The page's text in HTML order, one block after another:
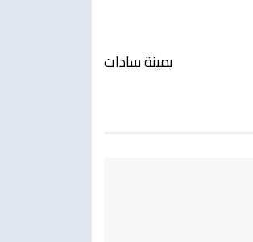
يمينة سادات